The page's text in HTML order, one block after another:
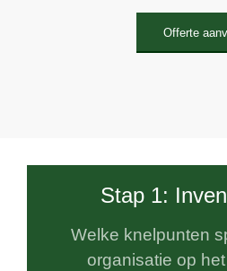
Offerte
Stap 1:
Welke knelpunten
organisatie op